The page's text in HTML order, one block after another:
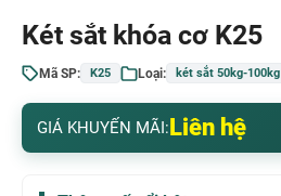
Két sắt khóa cơ K25
Mã SP: K25 Loại: két sắt 50kg-100kg
GIÁ KHUYẾN MÃI:Liên hệ